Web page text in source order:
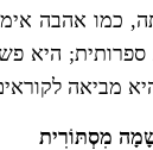
כמו אהבה
ספרותית; היא
מביאה
מִסְתּוֹרִית